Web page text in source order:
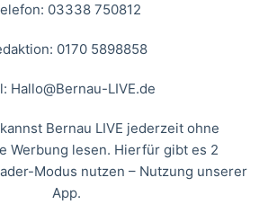
03338 750812
0170 5898858
Hallo@Bernau-LIVE.de
Bernau LIVE jederzeit ohne
Werbung lesen. Hierfür gibt es 2
Modus nutzen – Nutzung unserer
App.